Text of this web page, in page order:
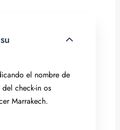
el nombre de
check-in os
Marrakech.